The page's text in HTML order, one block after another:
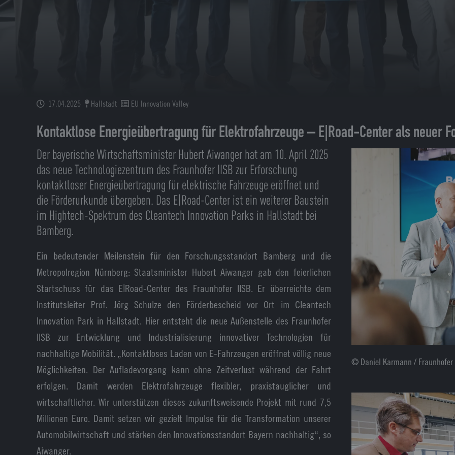
17.04.2025 Hallstadt EU Innovation Valley
Kontaktlose Energieübertragung für Elektrofahrzeuge – E|Road-Center als neuer
Der bayerische Wirtschaftsminister Hubert Aiwanger hat am 10. April 2025
das neue Technologiezentrum des Fraunhofer IISB zur Erforschung
kontaktloser Energieübertragung für elektrische Fahrzeuge eröffnet und
die Förderurkunde übergeben. Das E|Road-Center ist ein weiterer Baustein
im Hightech-Spektrum des Cleantech Innovation Parks in Hallstadt bei
Bamberg.
Ein bedeutender Meilenstein für den Forschungsstandort Bamberg und die
Metropolregion Nürnberg: Staatsminister Hubert Aiwanger gab den feierlichen
Startschuss für das E|Road-Center des Fraunhofer IISB. Er überreichte dem
Institutsleiter Prof. Jörg Schulze den Förderbescheid vor Ort im Cleantech
Innovation Park in Hallstadt. Hier entsteht die neue Außenstelle des Fraunhofer
IISB zur Entwicklung und Industrialisierung innovativer Technologien für
nachhaltige Mobilität. „Kontaktloses Laden von E-Fahrzeugen eröffnet völlig neue
Möglichkeiten. Der Aufladevorgang kann ohne Zeitverlust während der Fahrt
erfolgen. Damit werden Elektrofahrzeuge flexibler, praxistauglicher und
wirtschaftlicher. Wir unterstützen dieses zukunftsweisende Projekt mit rund 7,5
Millionen Euro. Damit setzen wir gezielt Impulse für die Transformation unserer
Automobilwirtschaft und stärken den Innovationsstandort Bayern nachhaltig“, so
Aiwanger.
© Daniel Karmann / Fraunhofer